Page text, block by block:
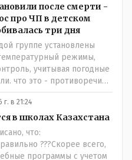
после смерти -
про ЧП в детском
три дня
группе установлены
режимы,
учитывая погодные
что это - противоречие.
нет. Этот
день после
спешно установили и
и впервые поставили
То есть первая
вторая часть -
г. в 21:24
в школах Казахстана
что:
???Скорее всего,
программы с учетом